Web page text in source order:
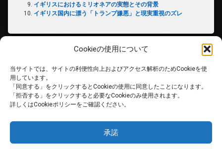
Cookieの使用について
当サイトでは、サイトの利便性向上およびアクセス解析のためCookieを使
用しています。
「同意する」をクリックするとCookieの使用に同意したことになります。
「拒否する」をクリックすると必要なCookieのみ使用されます。
詳しくはCookieポリシーをご確認ください。
承諾
イギリスにおけるミリオネアの実態とその背景
イギリス国内に漂う「トランプ嫌悪」と現実重視のズレ
ホーム
PRIVACY POLICY